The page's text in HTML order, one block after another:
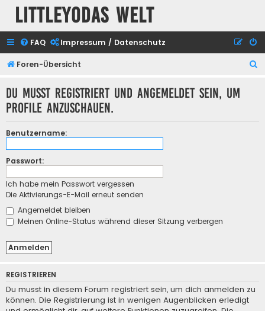
Littleyodas Welt
FAQ Impressum / Datenschutz
Foren-Übersicht
Du musst registriert und angemeldet sein, um
Profile anzuschauen.
Benutzername:
Passwort:
Ich habe mein Passwort vergessen
Die Aktivierungs-E-Mail erneut senden
Angemeldet bleiben
Meinen Online-Status während dieser Sitzung verbergen
REGISTRIEREN
Du musst in diesem Forum registriert sein, um dich anmelden zu
können. Die Registrierung ist in wenigen Augenblicken erledigt